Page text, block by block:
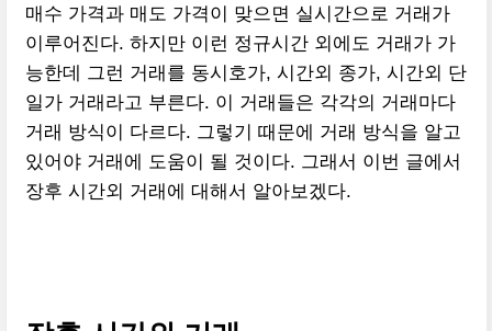
매수 가격과 매도 가격이 맞으면 실시간으로 거래가
이루어진다. 하지만 이런 정규시간 외에도 거래가 가
능한데 그런 거래를 동시호가, 시간외 종가, 시간외 단
일가 거래라고 부른다. 이 거래들은 각각의 거래마다
거래 방식이 다르다. 그렇기 때문에 거래 방식을 알고
있어야 거래에 도움이 될 것이다. 그래서 이번 글에서
장후 시간외 거래에 대해서 알아보겠다.